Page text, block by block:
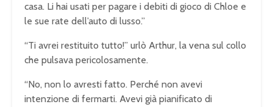
casa. Li hai usati per pagare i debiti di gioco di Chloe e
le sue rate dell’auto di lusso.”
“Ti avrei restituito tutto!” urlò Arthur, la vena sul collo
che pulsava pericolosamente.
“No, non lo avresti fatto. Perché non avevi
intenzione di fermarti. Avevi già pianificato di